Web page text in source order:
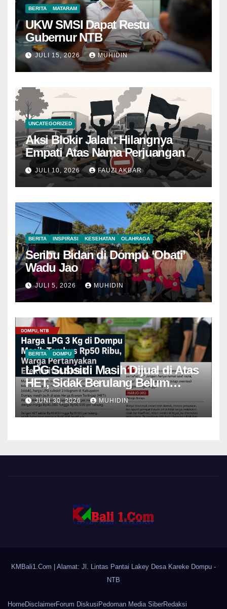
BERITA MATARAM
UKW SMSI Dapat Restu
Gubernur NTB
JULI 15, 2026 MUHIDIN
UNCATEGORIZED
Aksi Blokir Jalan: Hilangnya
Empati Atas Nama Perjuangan
JULI 10, 2026 FAUZI AKBAR
BERITA INSPIRASI KESEHATAN OLAHRAGA
Seribu Bidan di Dompu ‘Obati’
Wadu Jao
JULI 5, 2026 MUHIDIN
BERITA DOMPU
LPG Subsidi Masih Dijual di Atas
HET, Sidak Berulang Belum
Mampu Menekan Harga
JUNI 30, 2026 MUHIDIN
KMBali1.Com
| Alamat: Jl. Lintas Pantai Lakey Desa Kareke Dompu -
NTB
HomeDisclaimerForum Diskusi Pedoman Media SiberRedaksi